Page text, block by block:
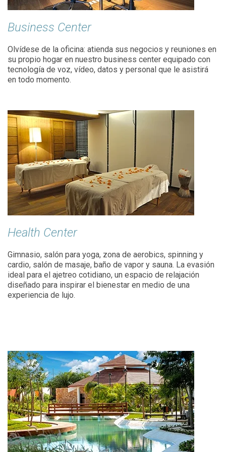
Business Center
Olvídese de la oficina: atienda sus negocios y reuniones en
su propio hogar en nuestro business center equipado con
tecnología de voz, vídeo, datos y personal que le asistirá
en todo momento.
Health Center
Gimnasio, salón para yoga, zona de aerobics, spinning y
cardio, salón de masaje, baño de vapor y sauna. La evasión
ideal para el ajetreo cotidiano, un espacio de relajación
diseñado para inspirar el bienestar en medio de una
experiencia de lujo.